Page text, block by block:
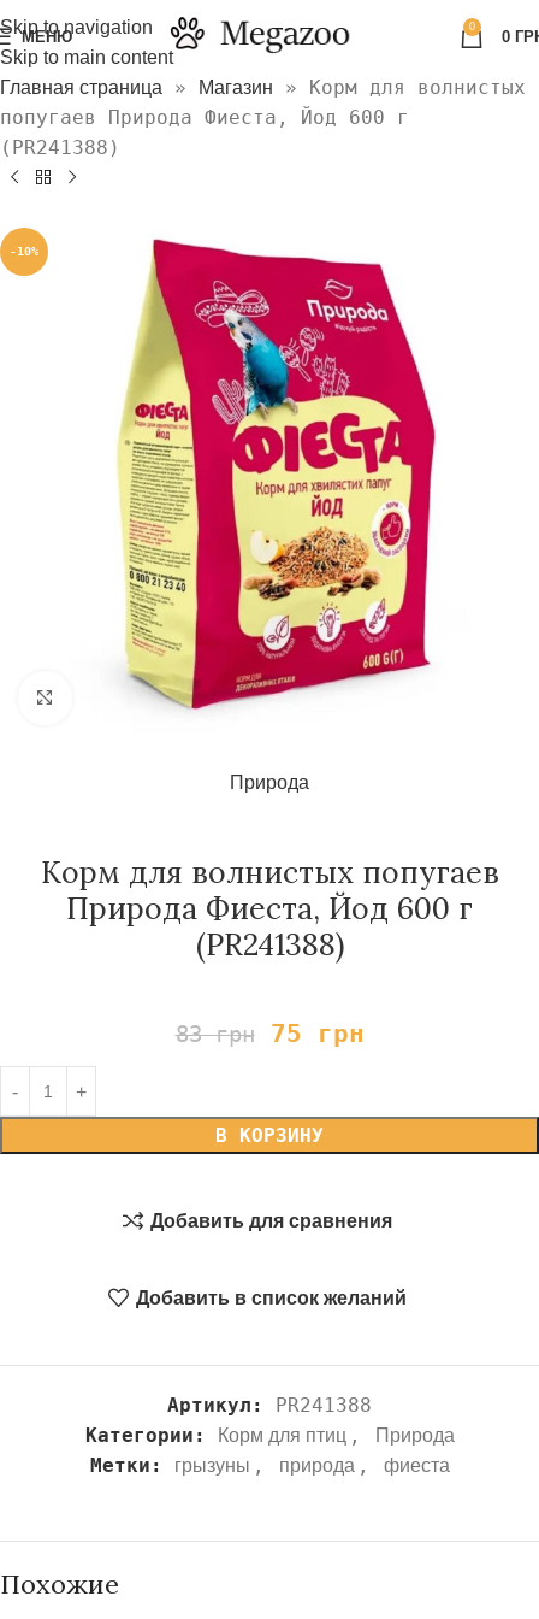
Skip to navigation
Skip to main content
МЕНЮ
0
0
Главная страница » Магазин » Корм для волнистых
попугаев Природа Фиеста, Йод 600 г
(PR241388)
-10%
Нажмите, чтобы увеличить
Природа
Корм для волнистых попугаев
Природа Фиеста, Йод 600 г
(PR241388)
83грн 75 грн
В КОРЗИНУ
Добавить для сравнения
Добавить в список желаний
Артикул: PR241388
Категории:
Корм для птиц , Природа
Метки: грызуны , природа , фиеста
Похожие